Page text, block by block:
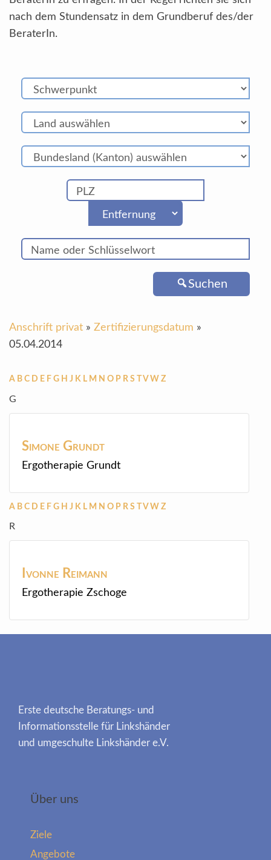
nach dem Stundensatz in dem Grundberuf des/der
BeraterIn.
Suchen
Anschrift privat » Zertifizierungsdatum »
05.04.2014
A B C D E F G H J K L M N O P R S V W Z
G
Simone Grundt
Ergotherapie Grundt
A B C D E F G H J K L M N O P R S TV W Z
R
Ivonne Reimann
Ergotherapie Zschoge
Erste deutsche Beratungs- und
Informationsstelle für Linkshänder
und umgeschulte Linkshänder e.V.
Über uns
Ziele
Angebote